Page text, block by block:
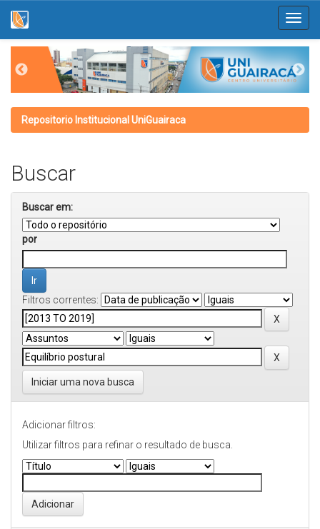
navigation
Repositorio Institucional UniGuairaca
Buscar
Buscar em:
por
Filtros correntes:
Iniciar uma nova busca
Adicionar filtros:
Utilizar filtros para refinar o resultado de busca.